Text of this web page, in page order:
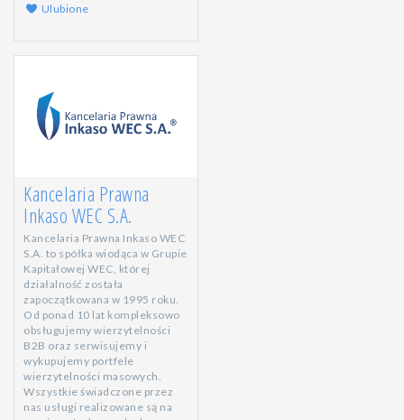
Ulubione
Kancelaria Prawna
Inkaso WEC S.A.
Kancelaria Prawna Inkaso WEC
S.A. to spółka wiodąca w Grupie
Kapitałowej WEC, której
działalność została
zapoczątkowana w 1995 roku.
Od ponad 10 lat kompleksowo
obsługujemy wierzytelności
B2B oraz serwisujemy i
wykupujemy portfele
wierzytelności masowych.
Wszystkie świadczone przez
nas usługi realizowane są na